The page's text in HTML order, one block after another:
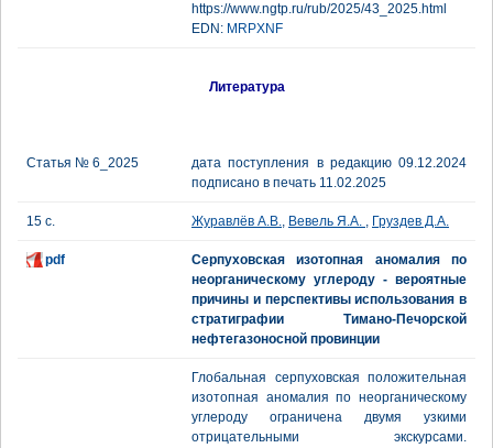
https://www.ngtp.ru/rub/2025/43_2025.html
EDN: MRPXNF
Литература
Статья № 6_2025
дата поступления в редакцию 09.12.2024
подписано в печать 11.02.2025
15 с. Журавлёв А.В., Вевель Я.А. , Груздев Д.А.
pdf
Серпуховская изотопная аномалия по
неорганическому углероду - вероятные
причины и перспективы использования в
стратиграфии Тимано-Печорской
нефтегазоносной провинции
Глобальная серпуховская положительная
изотопная аномалия по неорганическому
углероду ограничена двумя узкими
отрицательными экскурсами.